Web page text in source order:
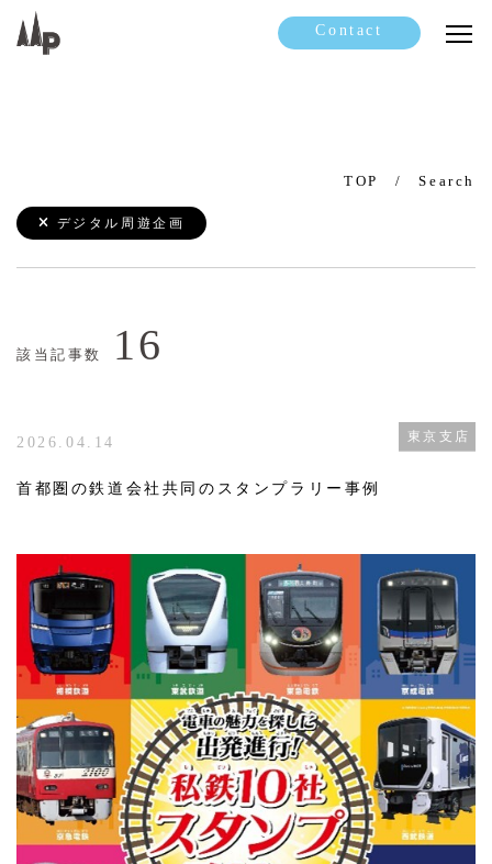
Contact
TOP Search
デジタル周遊企画
該当記事数 16
2026.04.14 東京支店
首都圏の鉄道会社共同のスタンプラリー事例